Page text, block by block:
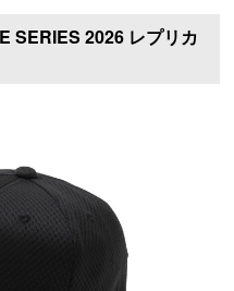
SERIES 2026 レプリカ